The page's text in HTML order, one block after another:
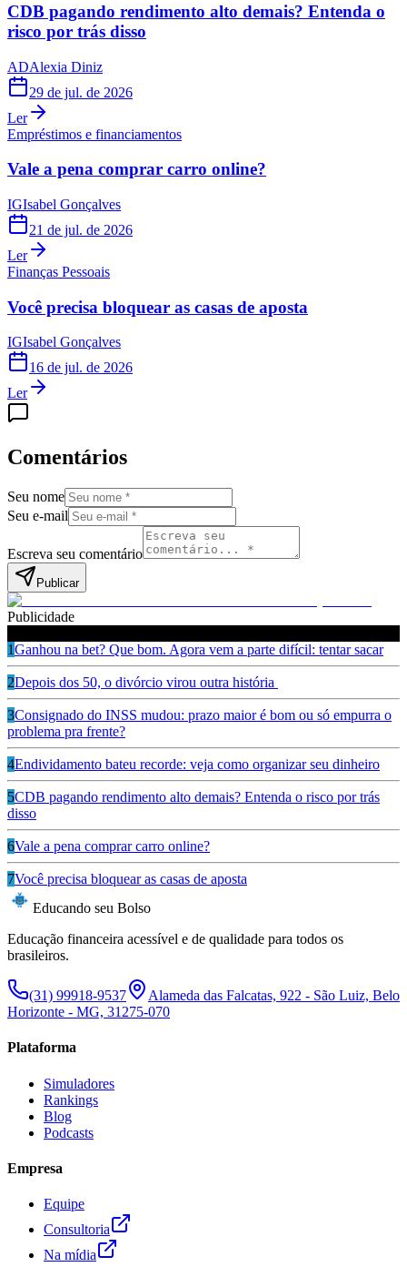
CDB pagando rendimento alto demais? Entenda o
risco por trás disso
ADAlexia Diniz
29 de jul. de 2026
Ler
Empréstimos e financiamentos
Vale a pena comprar carro online?
IGIsabel Gonçalves
21 de jul. de 2026
Ler
Finanças Pessoais
Você precisa bloquear as casas de aposta
IGIsabel Gonçalves
16 de jul. de 2026
Ler
Comentários
Seu nome
Seu e-mail
Escreva seu comentário
Publicar
Publicidade
1Ganhou na bet? Que bom. Agora vem a parte difícil: tentar sacar
2Depois dos 50, o divórcio virou outra história
3Consignado do INSS mudou: prazo maior é bom ou só empurra o
problema pra frente?
4Endividamento bateu recorde: veja como organizar seu dinheiro
5CDB pagando rendimento alto demais? Entenda o risco por trás
disso
6Vale a pena comprar carro online?
7Você precisa bloquear as casas de aposta
Educando seu Bolso
Educação financeira acessível e de qualidade para todos os
brasileiros.
(31) 99918-9537
Alameda das Falcatas, 922 - São Luiz, Belo
Horizonte - MG, 31275-070
Plataforma
Simuladores
Rankings
Blog
Podcasts
Empresa
Equipe
Consultoria
Na mídia